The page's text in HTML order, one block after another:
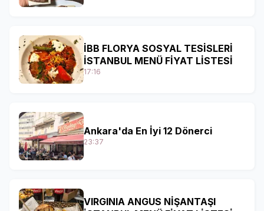
İBB FLORYA SOSYAL TESİSLERİ
İSTANBUL MENÜ FİYAT LİSTESİ
17:16
Ankara'da En İyi 12 Dönerci
23:37
VIRGINIA ANGUS NİŞANTAŞI